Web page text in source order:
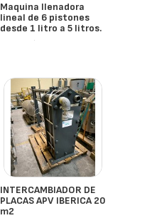
Maquina llenadora
lineal de 6 pistones
desde 1 litro a 5 litros.
- España
INTERCAMBIADOR DE
PLACAS APV IBERICA 20
m2